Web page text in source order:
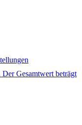
Gesamtwert beträgt